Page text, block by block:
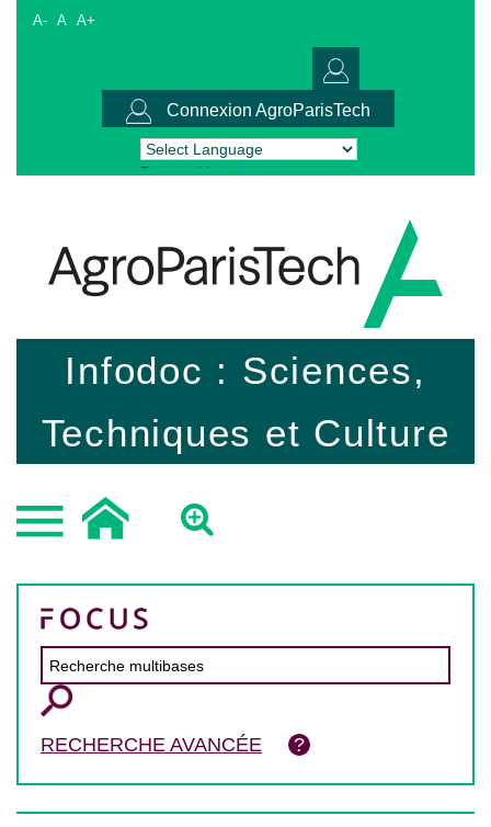
A- A A+
Connexion AgroParisTech
Powered by Translate
Infodoc : Sciences,
Techniques et Culture
RECHERCHE AVANCÉE